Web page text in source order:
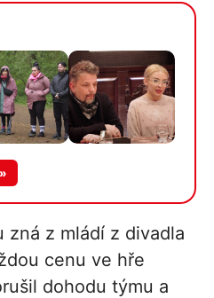
zná z mládí z divadla
cenu ve hře
dohodu týmu a